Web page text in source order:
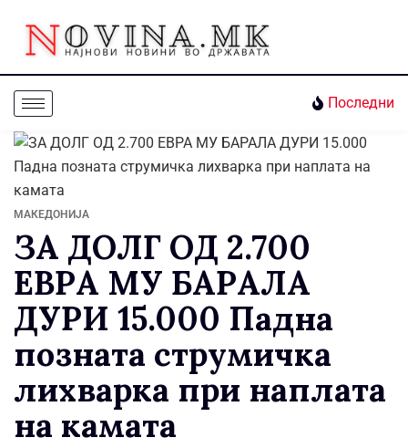
Последни
МАКЕДОНИЈА
ЗА ДОЛГ ОД 2.700
ЕВРА МУ БАРАЛА
ДУРИ 15.000 Падна
позната струмичка
лихварка при наплата
на камата